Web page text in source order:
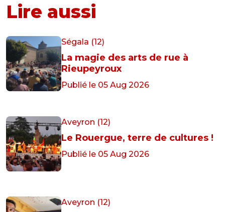
Lire aussi
Ségala (12)
La magie des arts de rue à
Rieupeyroux
Publié le 05 Aug 2026
Aveyron (12)
Le Rouergue, terre de cultures !
Publié le 05 Aug 2026
Aveyron (12)